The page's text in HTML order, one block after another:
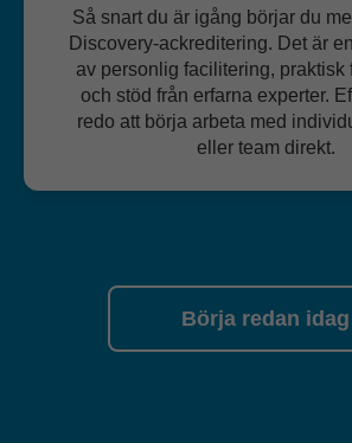
Så snart du är igång börjar du
Discovery-ackreditering. Det är
av personlig facilitering, praktisk
och stöd från erfarna experter.
redo att börja arbeta med
eller team direkt.
Börja redan idag